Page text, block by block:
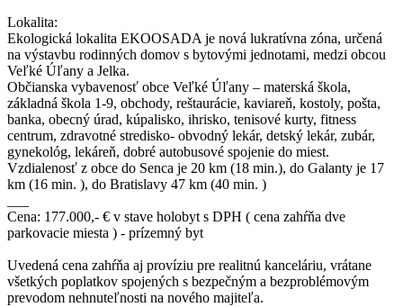
Lokalita:
Ekologická lokalita EKOOSADA je nová lukratívna zóna, určená
na výstavbu rodinných domov s bytovými jednotami, medzi obcou
Veľké Úľany a Jelka.
Občianska vybavenosť obce Veľké Úľany – materská škola,
základná škola 1-9, obchody, reštaurácie, kaviareň, kostoly, pošta,
banka, obecný úrad, kúpalisko, ihrisko, tenisové kurty, fitness
centrum, zdravotné stredisko- obvodný lekár, detský lekár, zubár,
gynekológ, lekáreň, dobré autobusové spojenie do miest.
Vzdialenosť z obce do Senca je 20 km (18 min.), do Galanty je 17
km (16 min. ), do Bratislavy 47 km (40 min. )
Cena: 177.000,- € v stave holobyt s DPH ( cena zahŕňa dve
parkovacie miesta ) - prízemný byt
Uvedená cena zahŕňa aj províziu pre realitnú kanceláriu, vrátane
všetkých poplatkov spojených s bezpečným a bezproblémovým
prevodom nehnuteľnosti na nového majiteľa.